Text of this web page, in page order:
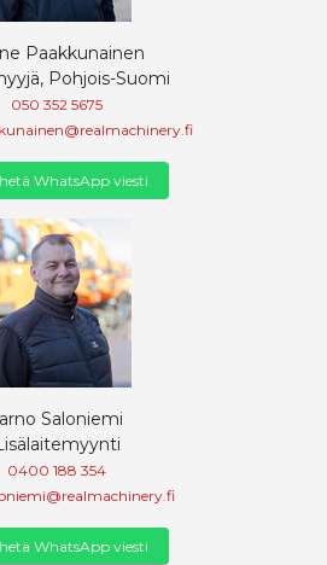
Paakkunainen
Pohjois-Suomi
050 352 5675
WhatsApp viesti
Saloniemi
0400 188 354
WhatsApp viesti